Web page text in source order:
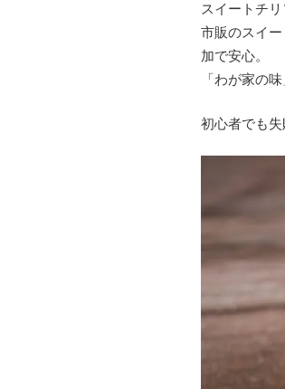
スイートチ
市販のスイ
加で安心。
「わが家の
初心者でも